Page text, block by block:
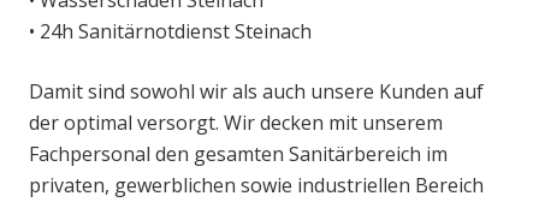
• 24h Sanitärnotdienst Steinach
Damit sind sowohl wir als auch unsere Kunden auf
der optimal versorgt. Wir decken mit unserem
Fachpersonal den gesamten Sanitärbereich im
privaten, gewerblichen sowie industriellen Bereich